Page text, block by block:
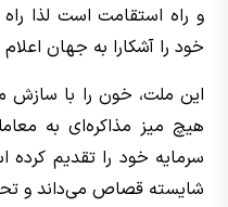
و راه استقامت است لذا
خود را آشکارا به جهان اعلام
این ملت، خون را با سازش
هیچ میز مذاکره‌ای به
سرمایه خود را تقدیم کرده
شایسته قصاص می‌داند و